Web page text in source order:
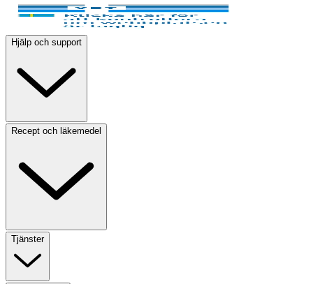
Hjälp och support
Recept och läkemedel
Tjänster